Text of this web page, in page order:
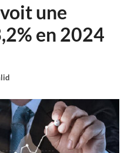
une
en 2024